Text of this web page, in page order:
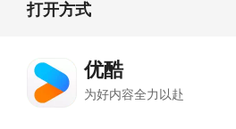
打开方式
优酷
为好内容全力以赴